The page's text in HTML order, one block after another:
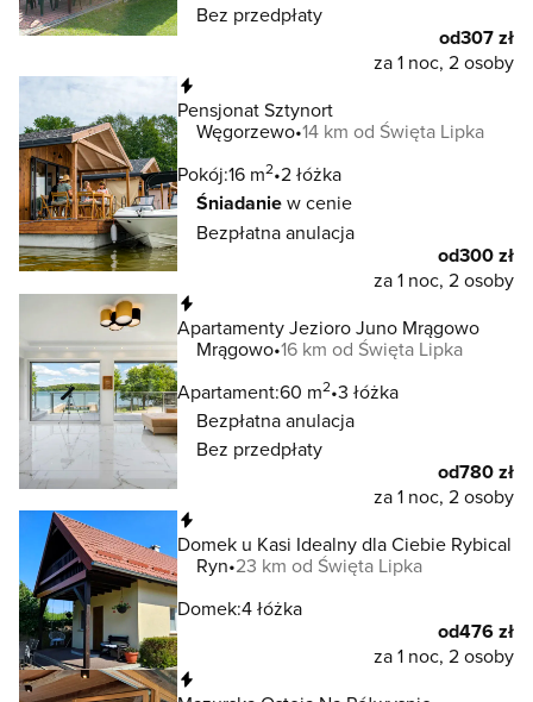
Bez przedpłaty
od307 zł
za 1 noc, 2 osoby
Pensjonat Sztynort
Węgorzewo 14 km od Święta Lipka
Pokój:16 m2 2 łóżka
Śniadaniew cenie
Bezpłatna anulacja
od300 zł
za 1 noc, 2 osoby
Apartamenty Jezioro Juno Mrągowo
Mrągowo 16 km od Święta Lipka
Apartament:60 m2 3 łóżka
Bezpłatna anulacja
Bez przedpłaty
od780 zł
za 1 noc, 2 osoby
Domek u Kasi Idealny dla Ciebie Rybical
Ryn 23 km od Święta Lipka
Domek:4 łóżka
od476 zł
za 1 noc, 2 osoby